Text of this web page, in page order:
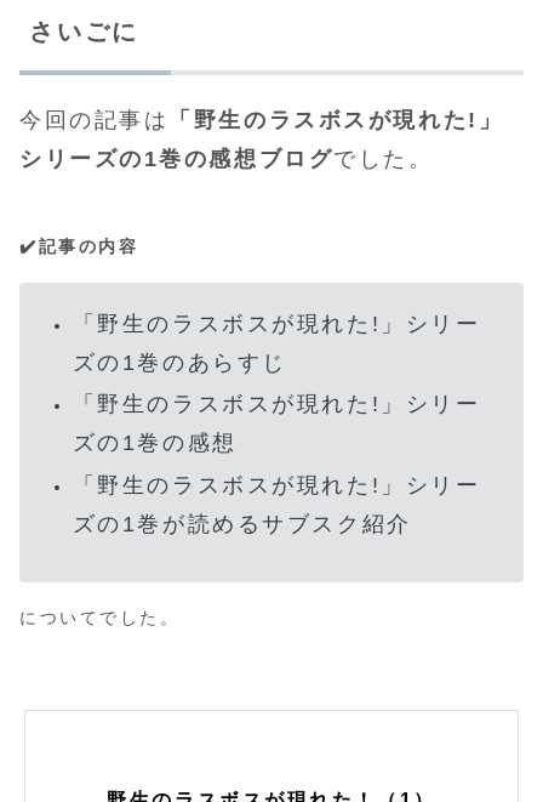
さいごに
今回の記事は
「野生のラスボスが現れた!」
シリーズの1巻の感想ブログでした。
✔️記事の内容
「野生のラスボスが現れた!」シリー
ズの1巻のあらすじ
「野生のラスボスが現れた!」シリー
ズの1巻の感想
「野生のラスボスが現れた!」シリー
ズの1巻が読めるサブスク紹介
についてでした。